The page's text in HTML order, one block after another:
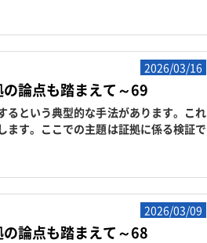
2026/03/16
論点も踏まえて～69
という典型的な手法があります。これ
ます。ここでの主題は証拠に係る検証で
2026/03/09
論点も踏まえて～68